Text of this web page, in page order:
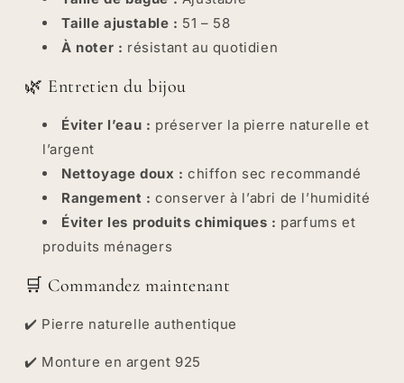
Taille ajustable : 51 – 58
À noter : résistant au quotidien
🌿 Entretien du bijou
Éviter l’eau : préserver la pierre naturelle et
l’argent
Nettoyage doux : chiffon sec recommandé
Rangement : conserver à l’abri de l’humidité
Éviter les produits chimiques : parfums et
produits ménagers
🛒 Commandez maintenant
✔️ Pierre naturelle authentique
✔️ Monture en argent 925